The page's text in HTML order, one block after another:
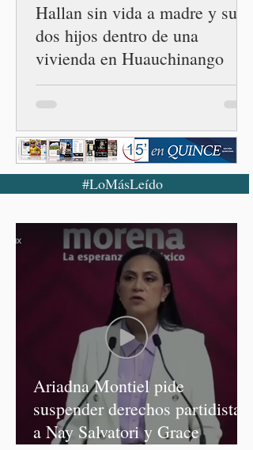
Hallan sin vida a madre y sus
dos hijos dentro de una
vivienda en Huauchinango
#LoMásLeído
Ariadna Montiel pide
suspender derechos partidistas
a Nay Salvatori y Grace